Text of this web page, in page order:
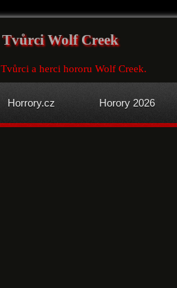
Tvůrci Wolf Creek
Tvůrci a herci hororu Wolf Creek.
Horrory.cz Horory 2026